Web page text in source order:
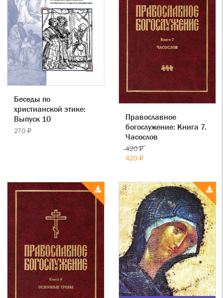
Беседы по
христианской этике:
Выпуск 10
270 ₽
Православное
богослужение: Книга 7.
Часослов
420 ₽
420 ₽